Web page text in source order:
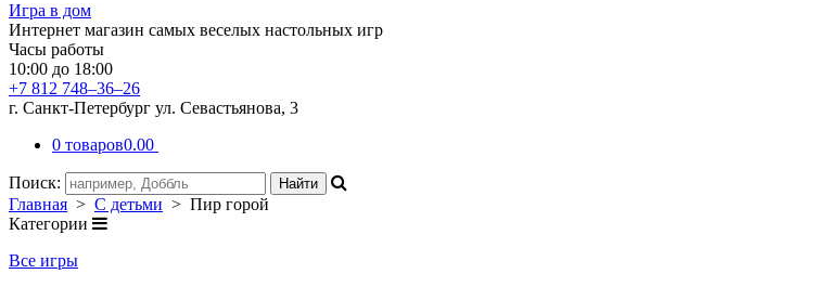
Игра в дом
Интернет магазин самых веселых настольных игр
Часы работы
10:00 до 18:00
+7 812 748–36–26
г. Санкт-Петербург ул. Севастьянова, 3
0 товаров0.00
Поиск:
Главная > С детьми > Пир горой
Категории
Все игры